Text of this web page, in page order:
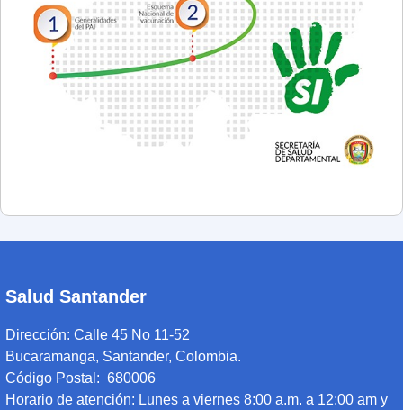
Salud Santander
Dirección: Calle 45 No 11-52
Bucaramanga, Santander, Colombia.
Código Postal: 680006
Horario de atención: Lunes a viernes 8:00 a.m. a 12:00 am y